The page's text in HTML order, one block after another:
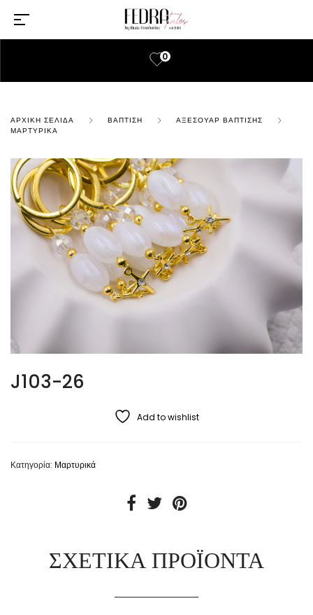
0
ΑΡΧΙΚΉ ΣΕΛΊΔΑ ΒΆΠΤΙΣΗ
ΑΞΕΣΟΥΆΡ ΒΆΠΤΙΣΗΣ
ΜΑΡΤΥΡΙΚΆ
J103-26
Add to wishlist
Κατηγορία: Μαρτυρικά
ΣΧΕΤΙΚΆ ΠΡΟΪΌΝΤΑ